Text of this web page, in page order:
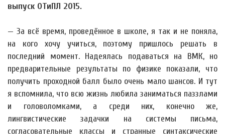
выпуск ОТиПЛ 2015.
— За всё время, проведённое в школе, я так и не поняла,
на кого хочу учиться, поэтому пришлось решать в
последний момент. Надеялась подаваться на ВМК, но
предварительные результаты по физике показали, что
получить проходной балл было очень мало шансов. И тут
я вспомнила, что всю жизнь любила заниматься паззлами
и головоломками, а среди них, конечно же,
лингвистические задачки на системы письма,
согласовательные классы и странные синтаксические